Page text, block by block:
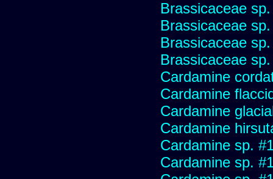
Brassicaceae
Brassicaceae
Brassicaceae
Brassicaceae
Cardamine
Cardamine
Cardamine
Cardamine
Cardamine sp.
Cardamine sp.